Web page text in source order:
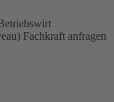
Fachkraft anfragen